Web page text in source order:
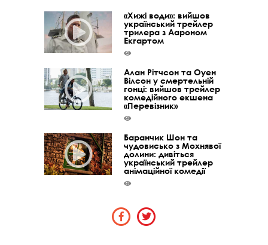
«Хижі води»: вийшов
український трейлер
трилера з Аароном
Екгартом
Алан Рітчсон та Оуен
Вілсон у смертельній
гонці: вийшов трейлер
комедійного екшена
«Перевізник»
Баранчик Шон та
чудовисько з Мохнявої
долини: дивіться
український трейлер
анімаційної комедії